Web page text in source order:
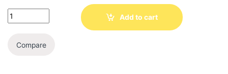
Add to cart
Compare